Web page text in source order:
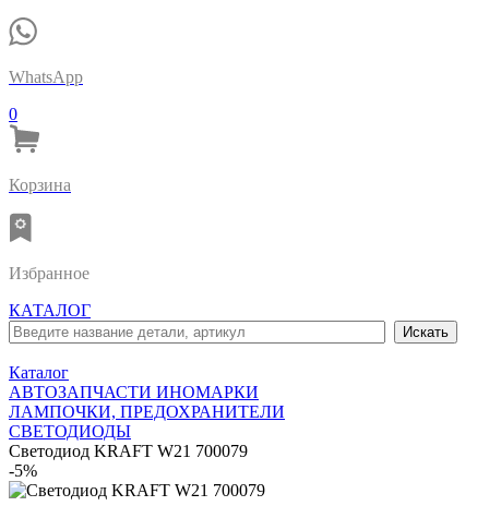
WhatsApp
0
Корзина
Избранное
КАТАЛОГ
Каталог
АВТОЗАПЧАСТИ ИНОМАРКИ
ЛАМПОЧКИ, ПРЕДОХРАНИТЕЛИ
СВЕТОДИОДЫ
Светодиод KRAFT W21 700079
-5%